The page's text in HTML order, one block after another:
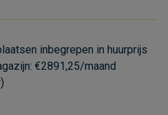
inbegrepen in huurprijs
€2891,25/maand